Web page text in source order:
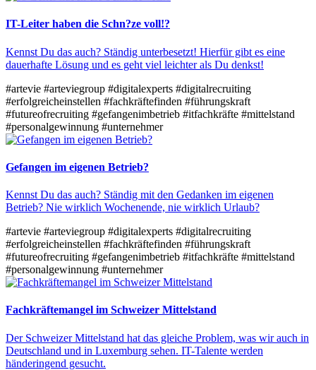
IT-Leiter haben die Schn?ze voll!?
Kennst Du das auch? Ständig unterbesetzt! Hierfür gibt es eine
dauerhafte Lösung und es geht viel leichter als Du denkst!
#artevie #arteviegroup #digitalexperts #digitalrecruiting
#erfolgreicheinstellen #fachkräftefinden #führungskraft
#futureofrecruiting #gefangenimbetrieb #itfachkräfte #mittelstand
#personalgewinnung #unternehmer
Gefangen im eigenen Betrieb?
Kennst Du das auch? Ständig mit den Gedanken im eigenen
Betrieb? Nie wirklich Wochenende, nie wirklich Urlaub?
#artevie #arteviegroup #digitalexperts #digitalrecruiting
#erfolgreicheinstellen #fachkräftefinden #führungskraft
#futureofrecruiting #gefangenimbetrieb #itfachkräfte #mittelstand
#personalgewinnung #unternehmer
Fachkräftemangel im Schweizer Mittelstand
Der Schweizer Mittelstand hat das gleiche Problem, was wir auch in
Deutschland und in Luxemburg sehen. IT-Talente werden
händeringend gesucht.